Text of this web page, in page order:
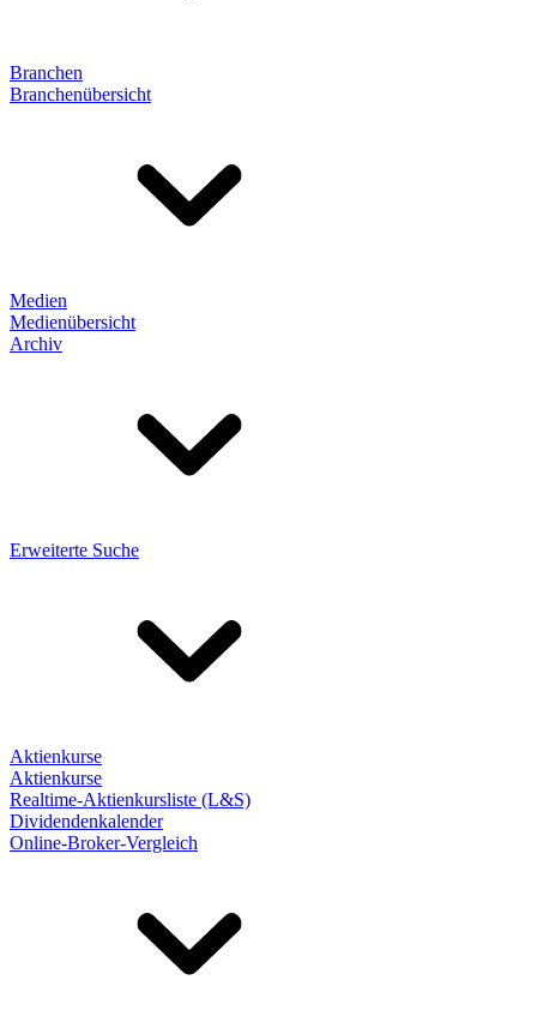
Branchen
Branchenübersicht
Medien
Medienübersicht
Archiv
Erweiterte Suche
Aktienkurse
Aktienkurse
Realtime-Aktienkursliste (L&S)
Dividendenkalender
Online-Broker-Vergleich